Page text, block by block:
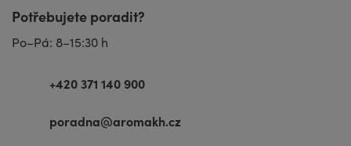
Potřebujete poradit?
Po–Pá: 8–15:30 h
+420 371 140 900
poradna@aromakh.cz